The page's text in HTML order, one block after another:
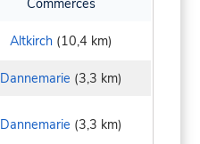
Commerces
Altkirch(10,4 km)
Dannemarie (3,3 km)
Dannemarie (3,3 km)